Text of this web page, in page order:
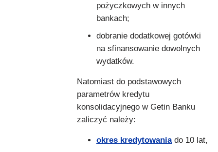
pożyczkowych w innych
bankach;
dobranie dodatkowej gotówki
na sfinansowanie dowolnych
wydatków.
Natomiast do podstawowych
parametrów kredytu
konsolidacyjnego w Getin Banku
zaliczyć należy:
okres kredytowaniado 10 lat,